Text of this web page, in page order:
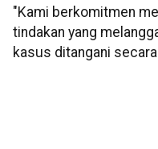
"Kami berkomitmen
tindakan yang
kasus ditangani